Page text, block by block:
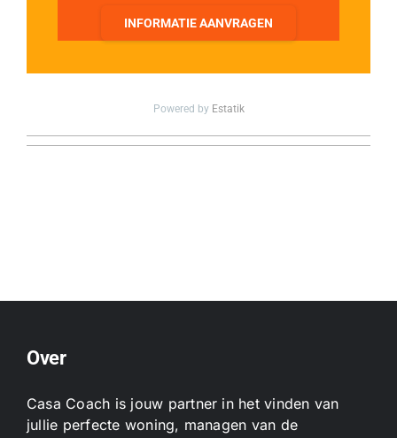
INFORMATIE AANVRAGEN
Powered by Estatik
Over
Casa Coach is jouw partner in het vinden van
jullie perfecte woning, managen van de